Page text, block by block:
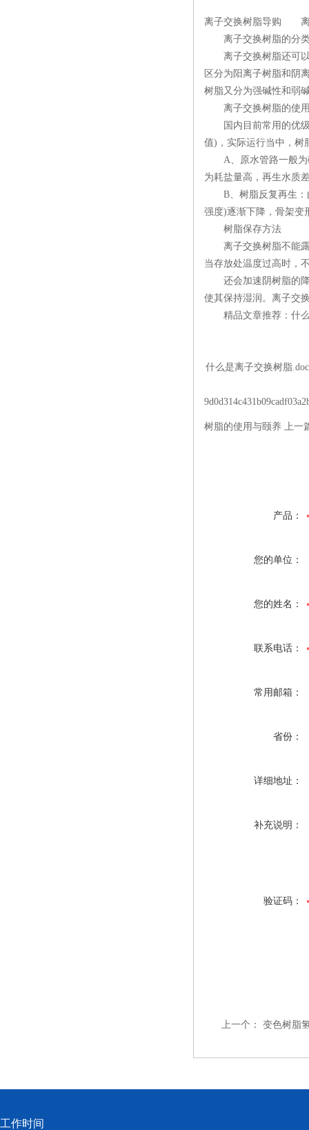
离子交换树脂导购 离
离子交换树脂的分
离子交换树脂还可以
区分为阳离子树脂和阴
树脂又分为强碱性和弱
离子交换树脂的使
国内目前常用的优级
值)，实际运行当中，树
A、原水管路一般为碳
为耗盐量高，再生水质
B、树脂反复再生：由
强度)逐渐下降，骨架变
树脂保存方法
离子交换树脂不能露
当存放处温度过高时，
还会加速阴树脂的降
使其保持湿润。离子交
精品文章推荐：什么
什么是离子交换树脂.doc
树脂的使用与颐养 上一
产品：
您的单位：
您的姓名：
联系电话：
常用邮箱：
省份：
详细地址：
补充说明：
验证码：
上一个： 变色树脂
工作时间